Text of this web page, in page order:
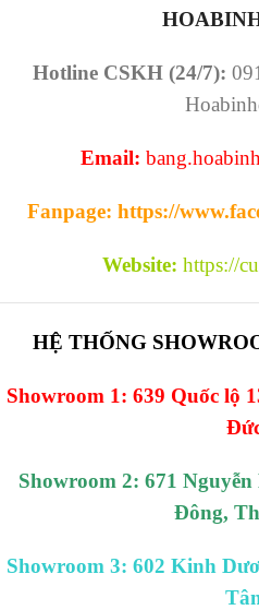
Hotline CSKH (24/7):
Email:
Fanpage: https://
Website: https://
HỆ THỐNG
Showroom 1: 639 Quốc lộ
Showroom 2: 671
Đông,
Showroom 3: 602 Kinh